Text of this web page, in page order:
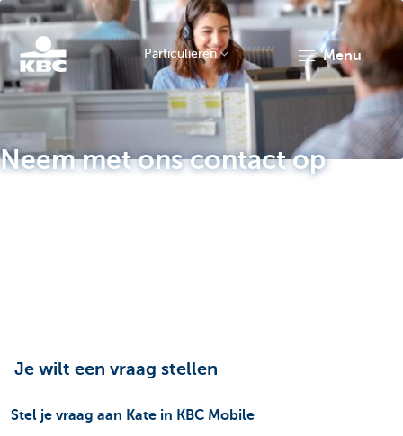
Particulieren menu
Neem met ons contact op
Je wilt een vraag stellen
Stel je vraag aan Kate in KBC Mobile